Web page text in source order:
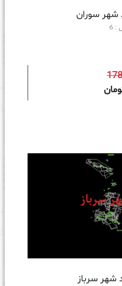
شهر سوران
6
شهر سرباز